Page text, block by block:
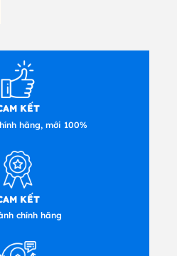
KẾT
hãng, mới 100%
KẾT
chính hãng